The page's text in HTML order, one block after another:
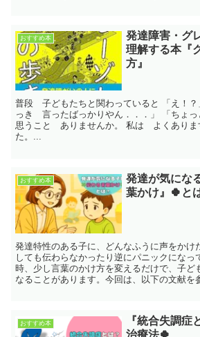
おすすめ本
発達障害・グ
理解する本『
方』
普段 子どもたちと関わっていると 「え！？
っき 言ったばっかりやん．．．」 「ちょ
思うこと ありませんか。 私は よくありま
た。...
おすすめ本
発達が気にな
葉かけ』🍀と
発達特性のある子に、どんなふうに声をかけ
しても伝わらなかったり逆にパニックにな
時、少し言葉のかけ方を変えるだけで、子ど
なることがあります。今回は、以下の文献を
おすすめ本
『統合失調
治療法🍀